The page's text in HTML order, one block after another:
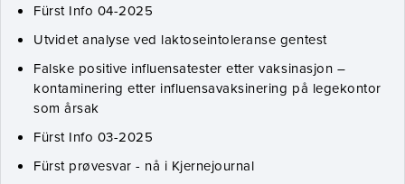
Fürst Info 04-2025
Utvidet analyse ved laktoseintoleranse gentest
Falske positive influensatester etter vaksinasjon –
kontaminering etter influensavaksinering på legekontor
som årsak
Fürst Info 03-2025
Fürst prøvesvar - nå i Kjernejournal